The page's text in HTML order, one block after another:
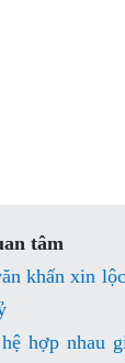
tâm
khấn xin
hợp nhau